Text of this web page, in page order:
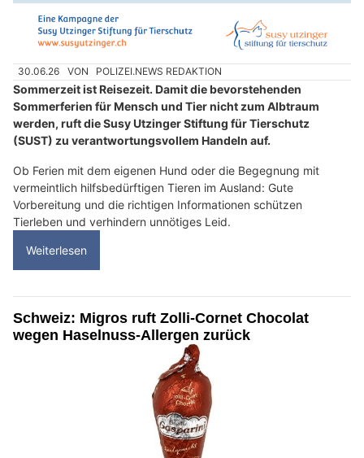
30.06.26 VON POLIZEI.NEWS REDAKTION
Sommerzeit ist Reisezeit. Damit die bevorstehenden
Sommerferien für Mensch und Tier nicht zum Albtraum
werden, ruft die Susy Utzinger Stiftung für Tierschutz
(SUST) zu verantwortungsvollem Handeln auf.
Ob Ferien mit dem eigenen Hund oder die Begegnung mit
vermeintlich hilfsbedürftigen Tieren im Ausland: Gute
Vorbereitung und die richtigen Informationen schützen
Tierleben und verhindern unnötiges Leid.
Weiterlesen
Schweiz: Migros ruft Zolli-Cornet Chocolat
wegen Haselnuss-Allergen zurück